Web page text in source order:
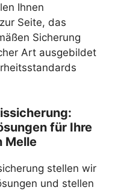
Ihnen
Seite, das
Sicherung
Art ausgebildet
für Ihre
Melle
stellen wir
und stellen